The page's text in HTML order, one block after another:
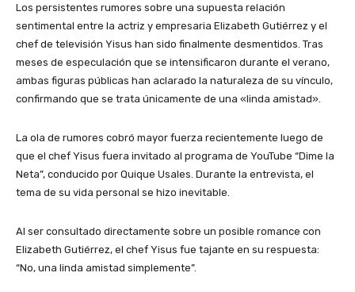
Los persistentes rumores sobre una supuesta relación
sentimental entre la actriz y empresaria Elizabeth Gutiérrez y el
chef de televisión Yisus han sido finalmente desmentidos. Tras
meses de especulación que se intensificaron durante el verano,
ambas figuras públicas han aclarado la naturaleza de su vínculo,
confirmando que se trata únicamente de una «linda amistad».
​La ola de rumores cobró mayor fuerza recientemente luego de
que el chef Yisus fuera invitado al programa de YouTube “Dime la
Neta”, conducido por Quique Usales. Durante la entrevista, el
tema de su vida personal se hizo inevitable.
​Al ser consultado directamente sobre un posible romance con
Elizabeth Gutiérrez, el chef Yisus fue tajante en su respuesta:
“No, una linda amistad simplemente”.